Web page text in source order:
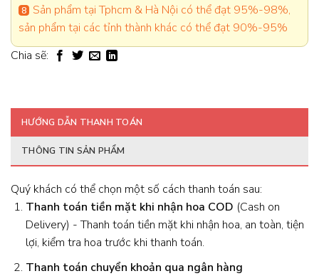
Sản phẩm tại Tphcm & Hà Nội có thể đạt 95%-98%,
sản phẩm tại các tỉnh thành khác có thể đạt 90%-95%
Chia sẽ:
HƯỚNG DẪN THANH TOÁN
THÔNG TIN SẢN PHẨM
Quý khách có thể chọn một số cách thanh toán sau:
Thanh toán tiền mặt khi nhận hoa COD (Cash on
Delivery) - Thanh toán tiền mặt khi nhận hoa, an toàn, tiện
lợi, kiểm tra hoa trước khi thanh toán.
Thanh toán chuyển khoản qua ngân hàng